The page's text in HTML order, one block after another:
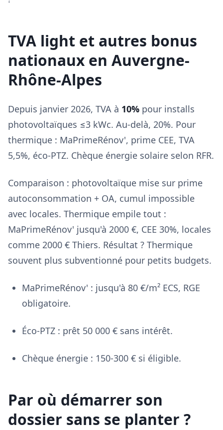
TVA light et autres bonus
nationaux en Auvergne-
Rhône-Alpes
Depuis janvier 2026, TVA à 10% pour installs
photovoltaïques ≤3 kWc. Au-delà, 20%. Pour
thermique : MaPrimeRénov', prime CEE, TVA
5,5%, éco-PTZ. Chèque énergie solaire selon RFR.
Comparaison : photovoltaïque mise sur prime
autoconsommation + OA, cumul impossible
avec locales. Thermique empile tout :
MaPrimeRénov' jusqu'à 2000 €, CEE 30%, locales
comme 2000 € Thiers. Résultat ? Thermique
souvent plus subventionné pour petits budgets.
MaPrimeRénov' : jusqu'à 80 €/m² ECS, RGE
obligatoire.
Éco-PTZ : prêt 50 000 € sans intérêt.
Chèque énergie : 150-300 € si éligible.
Par où démarrer son
dossier sans se planter ?